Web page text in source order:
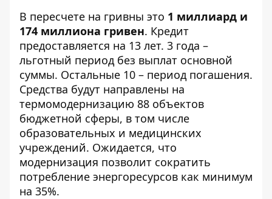
В пересчете на гривны это 1 миллиард и
174 миллиона гривен. Кредит
предоставляется на 13 лет. 3 года –
льготный период без выплат основной
суммы. Остальные 10 – период погашения.
Средства будут направлены на
термомодернизацию 88 объектов
бюджетной сферы, в том числе
образовательных и медицинских
учреждений. Ожидается, что
модернизация позволит сократить
потребление энергоресурсов как минимум
на 35%.